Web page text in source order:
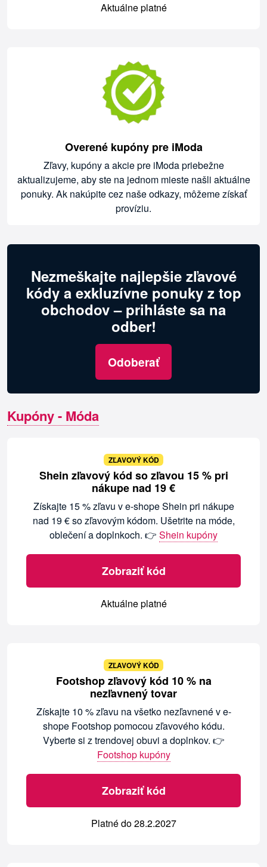
Aktuálne platné
Overené kupóny pre iModa
Zľavy, kupóny a akcie pre iModa priebežne
aktualizujeme, aby ste na jednom mieste našli aktuálne
ponuky. Ak nakúpite cez naše odkazy, môžeme získať
províziu.
Nezmeškajte najlepšie zľavové
kódy a exkluzívne ponuky z top
obchodov – prihláste sa na
odber!
Odoberať
Kupóny - Móda
ZĽAVOVÝ KÓD
Shein zľavový kód so zľavou 15 % pri
nákupe nad 19 €
Získajte 15 % zľavu v e-shope Shein pri nákupe
nad 19 € so zľavovým kódom. Ušetrite na móde,
oblečení a doplnkoch. 👉 Shein kupóny
Zobraziť kód
Aktuálne platné
ZĽAVOVÝ KÓD
Footshop zľavový kód 10 % na
nezľavnený tovar
Získajte 10 % zľavu na všetko nezľavnené v e-
shope Footshop pomocou zľavového kódu.
Vyberte si z trendovej obuvi a doplnkov. 👉
Footshop kupóny
Zobraziť kód
Platné do 28.2.2027